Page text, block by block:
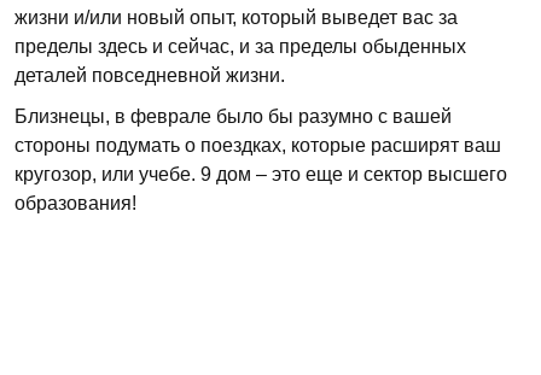
жизни и/или новый опыт, который выведет вас за
пределы здесь и сейчас, и за пределы обыденных
деталей повседневной жизни.
Близнецы, в феврале было бы разумно с вашей
стороны подумать о поездках, которые расширят ваш
кругозор, или учебе. 9 дом – это еще и сектор высшего
образования!